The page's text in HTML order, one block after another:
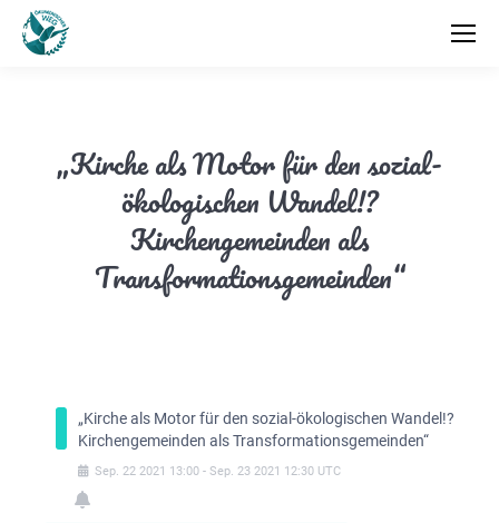
„Kirche als Motor für den sozial-
ökologischen Wandel!?
Kirchengemeinden als
Transformationsgemeinden“
„Kirche als Motor für den sozial-ökologischen Wandel!?
Kirchengemeinden als Transformationsgemeinden“
Sep. 22 2021 13:00 - Sep. 23 2021 12:30 UTC